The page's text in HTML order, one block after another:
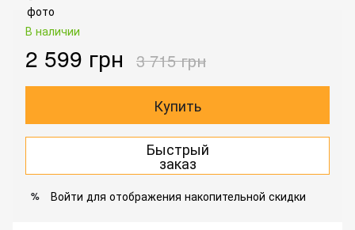
В наличии
2 599 грн 3 715 грн
Купить
Быстрый
заказ
% Войти для отображения накопительной скидки